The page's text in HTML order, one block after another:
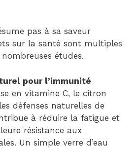
pas à sa saveur
sur la santé sont multiples
études.
pour l’immunité
en vitamine C, le citron
défenses naturelles de
à réduire la fatigue et
résistance aux
Un simple verre d’eau